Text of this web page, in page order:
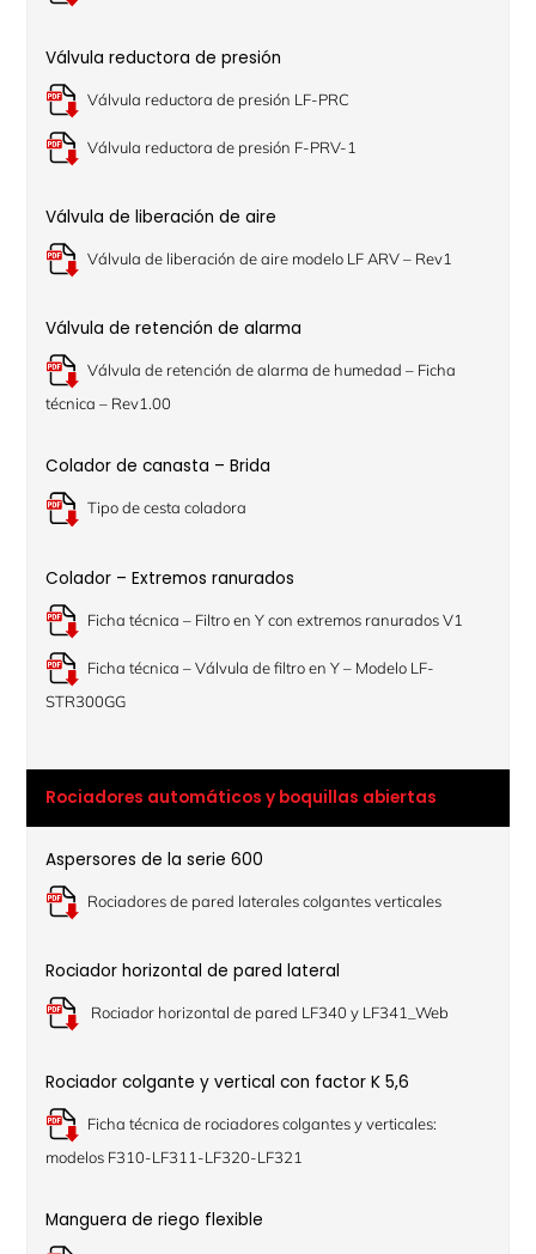
Válvula reductora de presión
Válvula reductora de presión LF-PRC
Válvula reductora de presión F-PRV-1
Válvula de liberación de aire
Válvula de liberación de aire modelo LF ARV – Rev1
Válvula de retención de alarma
Válvula de retención de alarma de humedad – Ficha
técnica – Rev1.00
Colador de canasta – Brida
Tipo de cesta coladora
Colador – Extremos ranurados
Ficha técnica – Filtro en Y con extremos ranurados V1
Ficha técnica – Válvula de filtro en Y – Modelo LF-
STR300GG
Rociadores automáticos y boquillas abiertas
Aspersores de la serie 600
Rociadores de pared laterales colgantes verticales
Rociador horizontal de pared lateral
Rociador horizontal de pared LF340 y LF341_Web
Rociador colgante y vertical con factor K 5,6
Ficha técnica de rociadores colgantes y verticales:
modelos F310-LF311-LF320-LF321
Manguera de riego flexible